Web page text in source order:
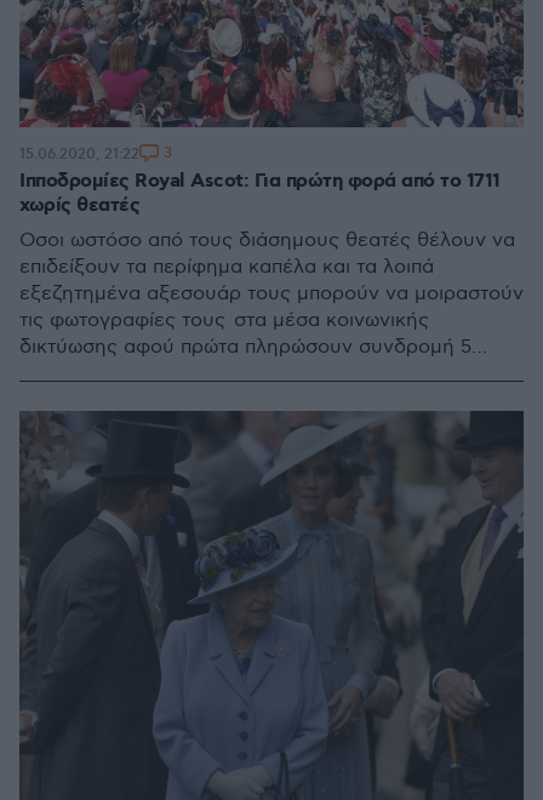
Ιπποδρομίες Royal Ascot: Για πρώτη φορά από το 1711
χωρίς θεατές
Οσοι ωστόσο από τους διάσημους θεατές θέλουν να
επιδείξουν τα περίφημα καπέλα και τα λοιπά
εξεζητημένα αξεσουάρ τους μπορούν να μοιραστούν
τις φωτογραφίες τους στα μέσα κοινωνικής
δικτύωσης αφού πρώτα πληρώσουν συνδρομή 5
15.06.2020, 21:22 3